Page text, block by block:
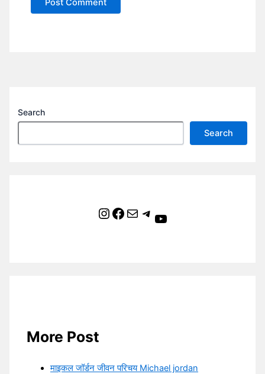
Search
Search
Instagram Facebook Mail Telegram YouTube
More Post
माइकल जॉर्डन जीवन परिचय Michael jordan